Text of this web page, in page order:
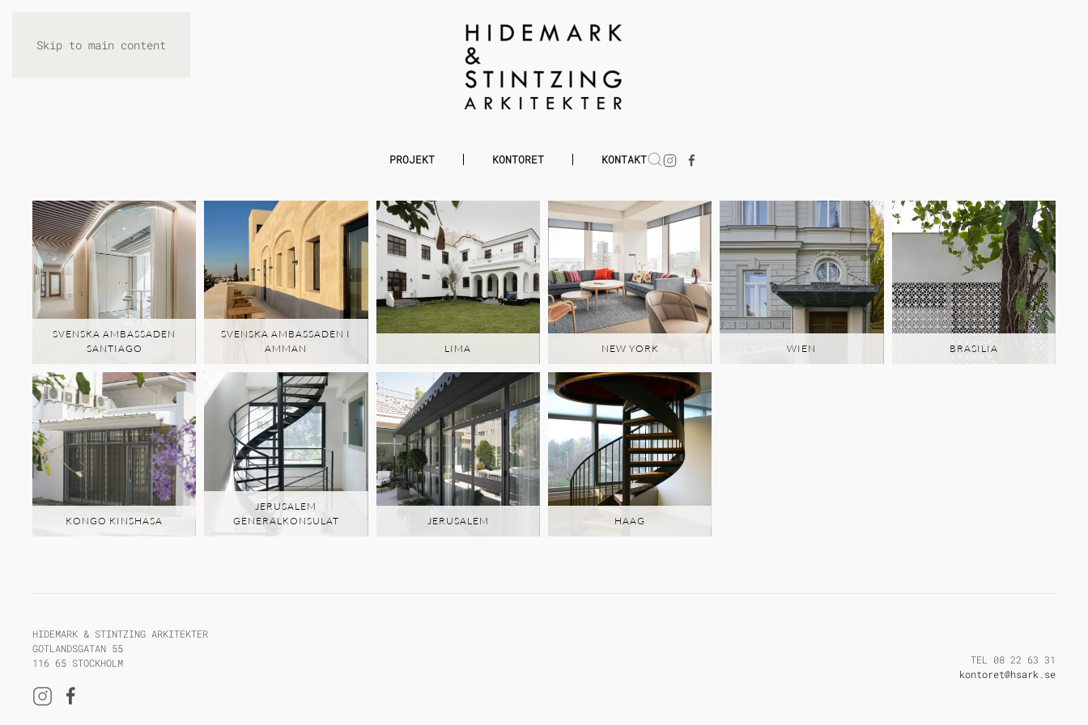
Skip to main content
PROJEKT KONTORET KONTAKT
SVENSKA AMBASSADEN
SANTIAGO
SVENSKA AMBASSADEN I
AMMAN
LIMA NEW YORK WIEN BRASILIA
KONGO KINSHASA
JERUSALEM
GENERALKONSULAT
JERUSALEM HAAG
HIDEMARK & STINTZING ARKITEKTER
GOTLANDSGATAN 55
116 65 STOCKHOLM
TEL 08 22 63 31
kontoret@hsark.se